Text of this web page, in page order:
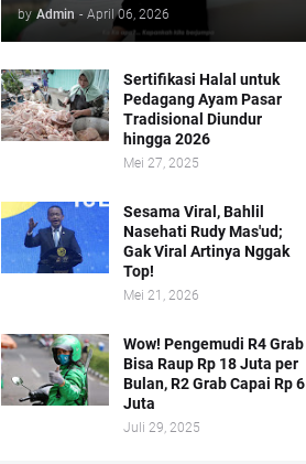
by Admin - April 06, 2026
Sertifikasi Halal untuk
Pedagang Ayam Pasar
Tradisional Diundur
hingga 2026
Mei 27, 2025
Sesama Viral, Bahlil
Nasehati Rudy Mas'ud;
Gak Viral Artinya Nggak
Top!
Mei 21, 2026
Wow! Pengemudi R4 Grab
Bisa Raup Rp 18 Juta per
Bulan, R2 Grab Capai Rp 6
Juta
Juli 29, 2025